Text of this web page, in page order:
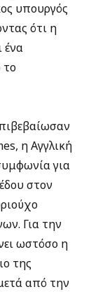
υπουργός
ότι η
ένα
το
η Αγγλική
για
στον
Για την
ωστόσο η
της
από την